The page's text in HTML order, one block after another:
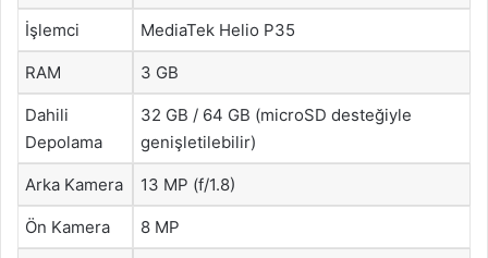
İşlemci MediaTek Helio P35
RAM 3 GB
Dahili
Depolama
32 GB / 64 GB (microSD desteğiyle
genişletilebilir)
Arka Kamera 13 MP (f/1.8)
Ön Kamera 8 MP